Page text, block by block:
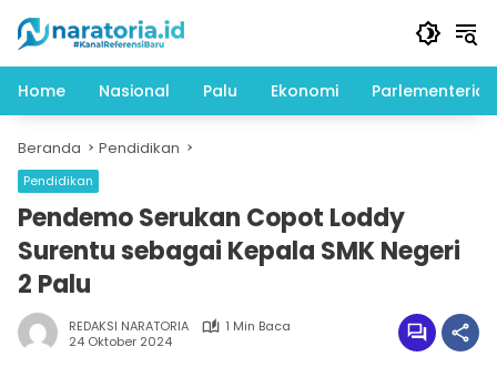
konten
Home
Nasional Palu Ekonomi Parlementeria
Beranda Pendidikan
Pendidikan
Pendemo Serukan Copot Loddy
Surentu sebagai Kepala SMK Negeri
2 Palu
REDAKSI NARATORIA
1 Min Baca
24 Oktober 2024